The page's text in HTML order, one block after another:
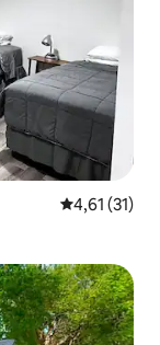
Gemiddelde
4,61 (31)